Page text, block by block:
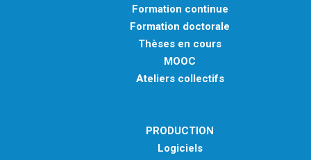
Formation continue
Formation doctorale
Thèses en cours
MOOC
Ateliers collectifs
PRODUCTION
Logiciels